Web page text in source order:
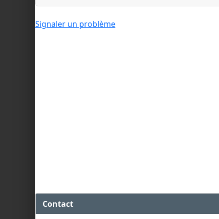
Signaler un problème
Contact